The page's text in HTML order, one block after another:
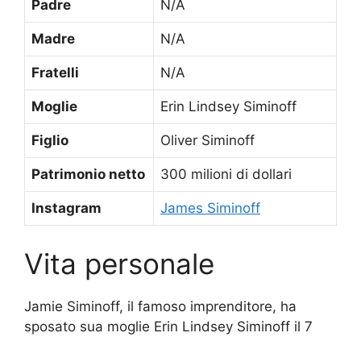
Padre N/A
Madre N/A
Fratelli N/A
Moglie Erin Lindsey Siminoff
Figlio Oliver Siminoff
Patrimonio netto 300 milioni di dollari
Instagram James Siminoff
Vita personale
Jamie Siminoff, il famoso imprenditore, ha
sposato sua moglie Erin Lindsey Siminoff il 7